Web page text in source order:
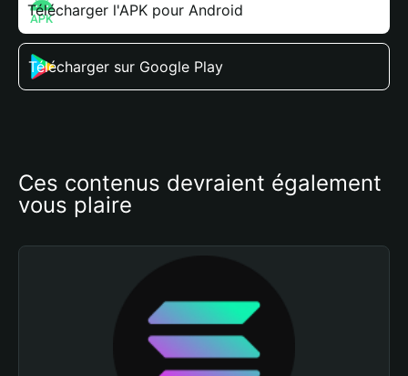
Télécharger l'APK pour Android
Télécharger sur Google Play
Ces contenus devraient également
vous plaire